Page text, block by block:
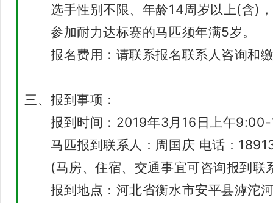
选手性别不限、年龄14周岁以上(含)，
参加耐力达标赛的马匹须年满5岁。
报名费用：请联系报名联系人咨询和
三、报到事项：
报到时间：2019年3月16日上午9:00-
马匹报到联系人：周国庆 电话：
(马房、住宿、交通事宜可咨询报到联
报到地点：河北省衡水市安平县滹沱